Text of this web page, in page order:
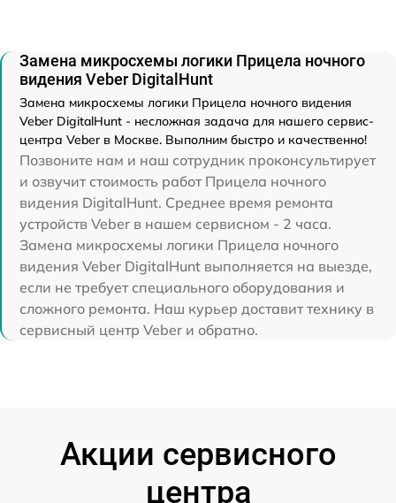
Замена микросхемы логики Прицела ночного
видения Veber DigitalHunt
Замена микросхемы логики Прицела ночного видения
Veber DigitalHunt - несложная задача для нашего сервис-
центра Veber в Москве. Выполним быстро и качественно!
Позвоните нам и наш сотрудник проконсультирует
и озвучит стоимость работ Прицела ночного
видения DigitalHunt. Среднее время ремонта
устройств Veber в нашем сервисном - 2 часа.
Замена микросхемы логики Прицела ночного
видения Veber DigitalHunt выполняется на выезде,
если не требует специального оборудования и
сложного ремонта. Наш курьер доставит технику в
сервисный центр Veber и обратно.
Акции сервисного
центра